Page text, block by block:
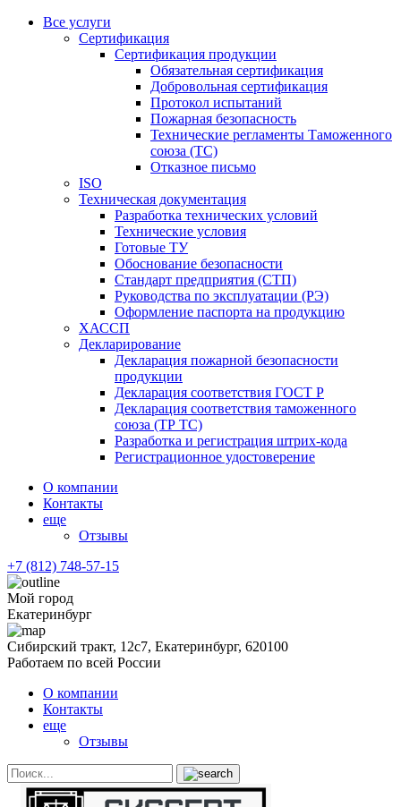
Все услуги
Сертификация
Сертификация продукции
Обязательная сертификация
Добровольная сертификация
Протокол испытаний
Пожарная безопасность
Технические регламенты Таможенного
союза (ТС)
Отказное письмо
ISO
Техническая документация
Разработка технических условий
Технические условия
Готовые ТУ
Обоснование безопасности
Стандарт предприятия (СТП)
Руководства по эксплуатации (РЭ)
Оформление паспорта на продукцию
ХАССП
Декларирование
Декларация пожарной безопасности
продукции
Декларация соответствия ГОСТ Р
Декларация соответствия таможенного
союза (ТР ТС)
Разработка и регистрация штрих-кода
Регистрационное удостоверение
О компании
Контакты
еще
Отзывы
+7 (812) 748-57-15
Мой город
Екатеринбург
Сибирский тракт, 12с7, Екатеринбург, 620100
Работаем по всей России
О компании
Контакты
еще
Отзывы